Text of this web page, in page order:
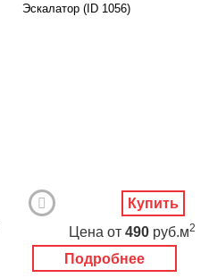
Эскалатор (ID 1056)
Подробнее
Цена от 490 руб.м2
Купить